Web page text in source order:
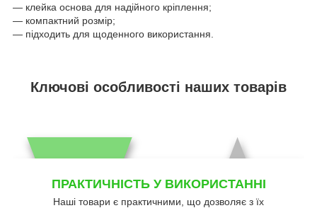
— клейка основа для надійного кріплення;
— компактний розмір;
— підходить для щоденного використання.
Ключові особливості наших товарів
ПРАКТИЧНІСТЬ У ВИКОРИСТАННІ
Наші товари є практичними, що дозволяє з їх